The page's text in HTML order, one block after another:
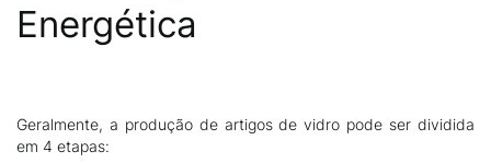
Energética
Descrição
Geralmente, a produção de artigos de vidro pode ser dividida
em 4 etapas: